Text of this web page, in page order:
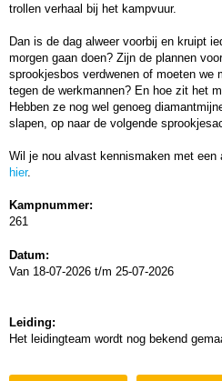
trollen verhaal bij het kampvuur.
Dan is de dag alweer voorbij en kruipt
morgen gaan doen? Zijn de plannen
sprookjesbos verdwenen of moeten we
tegen de werkmannen? En hoe zit het
Hebben ze nog wel genoeg
slapen, op naar de volgende
Wil je nou alvast kennismaken met
hier.
Kampnummer:
261
Datum:
Van 18-07-2026 t/m 25-07-2026
Leiding:
Het leidingteam wordt nog bekend